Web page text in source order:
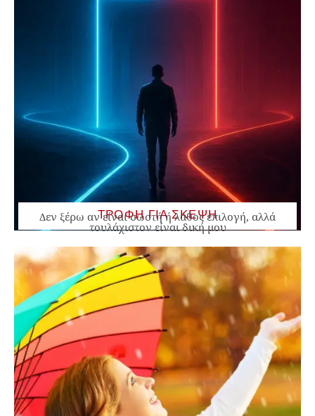
ΤΡΟΦΗ ΓΙΑ ΣΚΕΨΗ
Δεν ξέρω αν είναι σωστή ή λάθος επιλογή, αλλά
τουλάχιστον είναι δική μου